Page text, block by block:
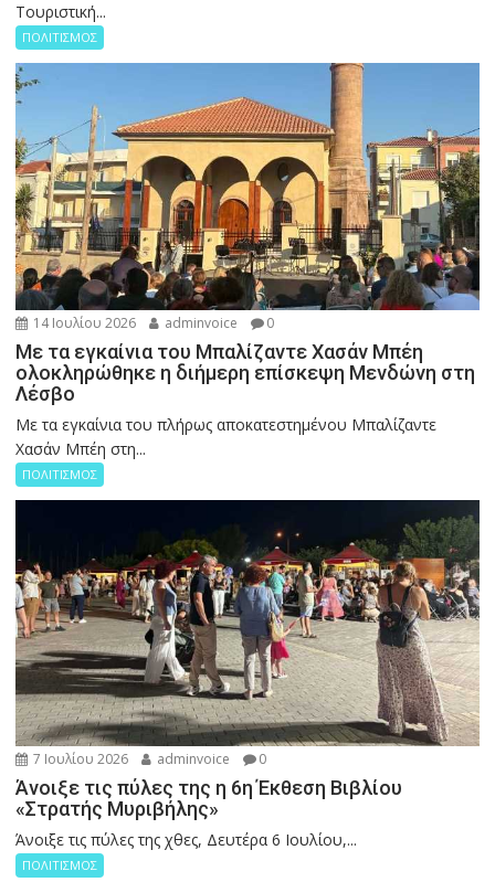
Τουριστική...
ΠΟΛΙΤΙΣΜΟΣ
14 Ιουλίου 2026 adminvoice 0
Με τα εγκαίνια του Μπαλίζαντε Χασάν Μπέη
ολοκληρώθηκε η διήμερη επίσκεψη Μενδώνη στη
Λέσβο
Με τα εγκαίνια του πλήρως αποκατεστημένου Μπαλίζαντε
Χασάν Μπέη στη...
ΠΟΛΙΤΙΣΜΟΣ
7 Ιουλίου 2026 adminvoice 0
Άνοιξε τις πύλες της η 6η Έκθεση Βιβλίου
«Στρατής Μυριβήλης»
Άνοιξε τις πύλες της χθες, Δευτέρα 6 Ιουλίου,...
ΠΟΛΙΤΙΣΜΟΣ